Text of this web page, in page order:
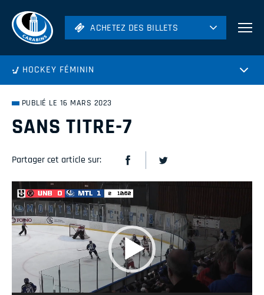
ACHETEZ DES BILLETS
Hockey
ACHETEZ DES BILLETS
HOCKEY FÉMININ
PUBLIÉ LE 16 MARS 2023
SANS TITRE-7
Partager cet article sur:
Lecteur
vidéo